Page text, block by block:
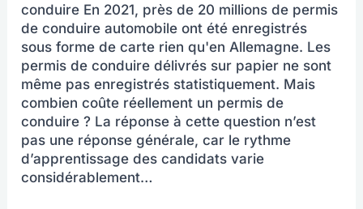
conduire En 2021, près de 20 millions de permis
de conduire automobile ont été enregistrés
sous forme de carte rien qu'en Allemagne. Les
permis de conduire délivrés sur papier ne sont
même pas enregistrés statistiquement. Mais
combien coûte réellement un permis de
conduire ? La réponse à cette question n’est
pas une réponse générale, car le rythme
d’apprentissage des candidats varie
considérablement…